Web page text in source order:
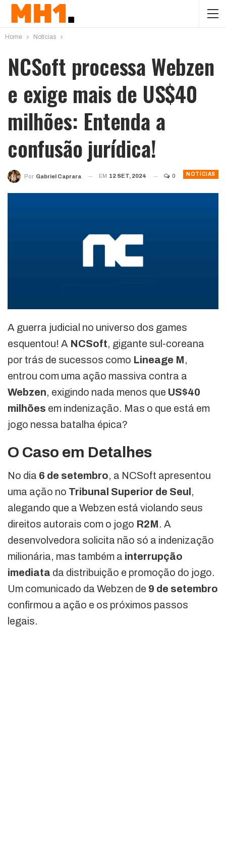
Home Notícias
NCSoft processa Webzen
e exige mais de US$40
milhões: Entenda a
confusão jurídica!
NOTÍCIAS
Por Gabriel Caprara EM 12 SET, 2024 0
A guerra judicial no universo dos games
esquentou! A NCSoft, gigante sul-coreana
por trás de sucessos como Lineage M,
entrou com uma ação massiva contra a
Webzen, exigindo nada menos que US$40
milhões em indenização. Mas o que está em
jogo nessa batalha épica?
O Caso em Detalhes
No dia 6 de setembro, a NCSoft apresentou
uma ação no Tribunal Superior de Seul ,
alegando que a Webzen está violando seus
direitos autorais com o jogo R2M. A
desenvolvedora solicita não só a indenização
milionária, mas também a interrupção
imediata da distribuição e promoção do jogo.
Um comunicado da Webzen de 9 de setembro
confirmou a ação e os próximos passos
legais.